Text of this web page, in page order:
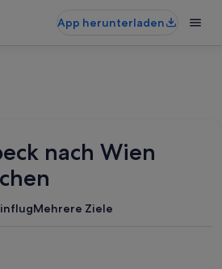
App herunterladen
nach Wien
Mehrere Ziele